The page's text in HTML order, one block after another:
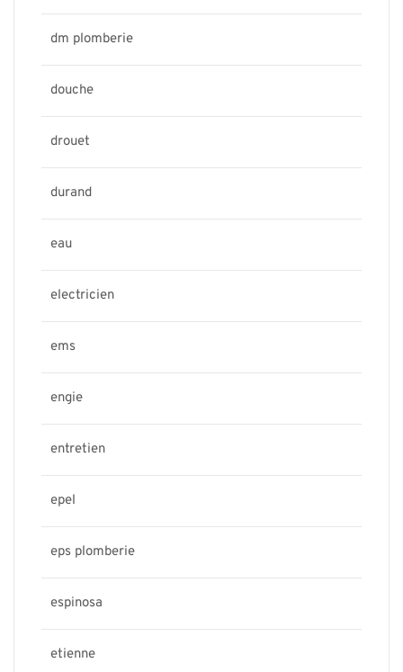
dm plomberie
douche
drouet
durand
eau
electricien
ems
engie
entretien
epel
eps plomberie
espinosa
etienne